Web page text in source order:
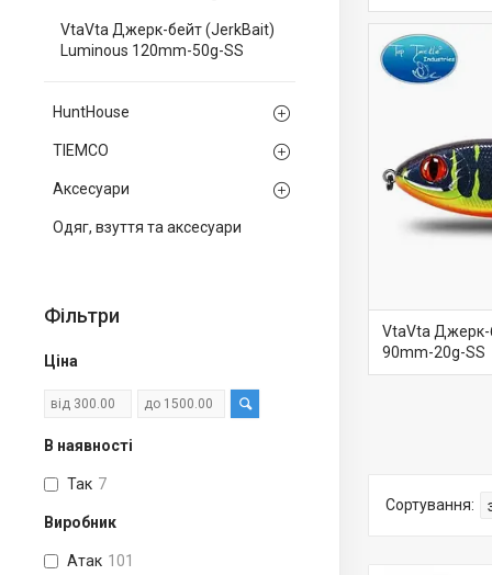
VtaVta Джерк-бейт (JerkBait)
Luminous 120mm-50g-SS
HuntHouse
TIEMCO
Аксесуари
Одяг, взуття та аксесуари
Фільтри
Ціна
В наявності
Так 7
Виробник
Атак 101
VtaVta Джерк-
90mm-20g-SS